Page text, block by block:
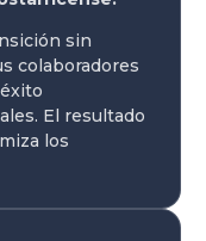
sin
colaboradores
El resultado
los